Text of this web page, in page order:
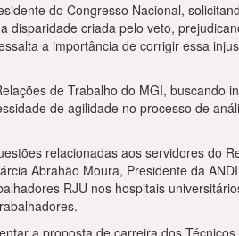
do Congresso Nacional,
disparidade criada pelo veto,
a importância de corrigir essa
de Trabalho do MGI, buscando
de agilidade no processo de
relacionadas aos servidores do
Abrahão Moura, Presidente da
RJU nos hospitais
a proposta de carreira dos Técnicos